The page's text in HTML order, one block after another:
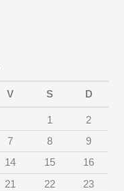
V S D
1
2
7 8
9
14 15
16
21 22
23